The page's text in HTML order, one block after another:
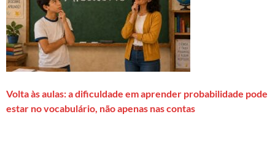
Volta às aulas: a dificuldade em aprender probabilidade pode
estar no vocabulário, não apenas nas contas